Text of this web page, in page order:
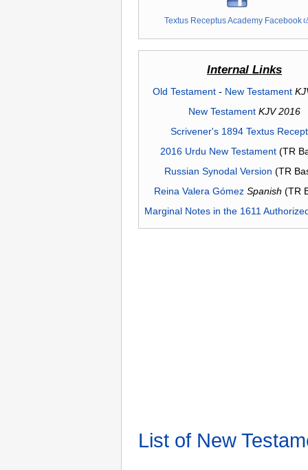
Textus Receptus Academy Facebook
Internal Links
Old Testament- New Testament
New Testament KJV 2016
Scrivener's 1894 Textus
2016 Urdu New Testament(TR
Russian Synodal Version (TR
Reina Valera Gómez Spanish (TR
Marginal Notes in the 1611
List of New